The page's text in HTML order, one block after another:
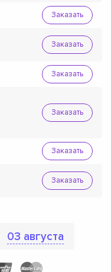
Заказать
Заказать
Заказать
Заказать
Заказать
Заказать
03 августа